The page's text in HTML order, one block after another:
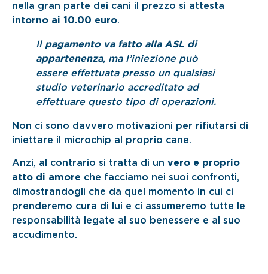
nella gran parte dei cani il prezzo si attesta
intorno ai 10.00 euro.
Il pagamento va fatto alla ASL di
appartenenza, ma l’iniezione può
essere effettuata presso un qualsiasi
studio veterinario accreditato ad
effettuare questo tipo di operazioni.
Non ci sono davvero motivazioni per rifiutarsi di
iniettare il microchip al proprio cane.
Anzi, al contrario si tratta di un vero e proprio
atto di amore che facciamo nei suoi confronti,
dimostrandogli che da quel momento in cui ci
prenderemo cura di lui e ci assumeremo tutte le
responsabilità legate al suo benessere e al suo
accudimento.